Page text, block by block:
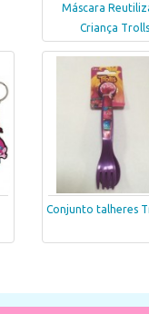
Máscara
Criança Trolls
Conjunto talheres